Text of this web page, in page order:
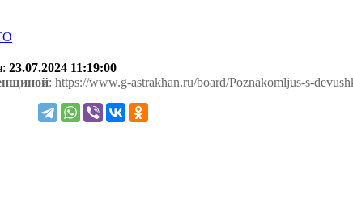
23.07.2024 11:19:00
: https://www.g-astrakhan.ru/board/Poznakomljus-s-